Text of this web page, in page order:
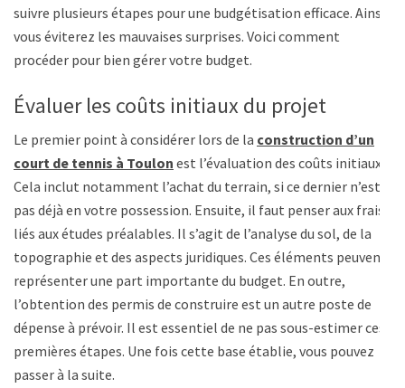
suivre plusieurs étapes pour une budgétisation efficace. Ainsi,
vous éviterez les mauvaises surprises. Voici comment
procéder pour bien gérer votre budget.
Évaluer les coûts initiaux du projet
Le premier point à considérer lors de la construction d’un
court de tennis à Toulon est l’évaluation des coûts initiaux.
Cela inclut notamment l’achat du terrain, si ce dernier n’est
pas déjà en votre possession. Ensuite, il faut penser aux frais
liés aux études préalables. Il s’agit de l’analyse du sol, de la
topographie et des aspects juridiques. Ces éléments peuvent
représenter une part importante du budget. En outre,
l’obtention des permis de construire est un autre poste de
dépense à prévoir. Il est essentiel de ne pas sous-estimer ces
premières étapes. Une fois cette base établie, vous pouvez
passer à la suite.